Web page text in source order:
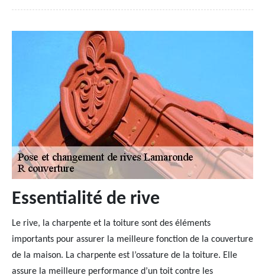
Essentialité de rive
Le rive, la charpente et la toiture sont des éléments
importants pour assurer la meilleure fonction de la couverture
de la maison. La charpente est l’ossature de la toiture. Elle
assure la meilleure performance d’un toit contre les